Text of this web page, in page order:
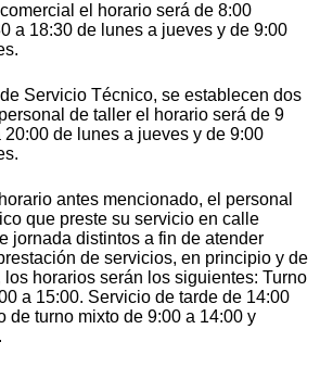
el horario será de 8:00
a 18:30 de lunes a jueves y de 9:00
Servicio Técnico, se establecen dos
de taller el horario será de 9
20:00 de lunes a jueves y de 9:00
antes mencionado, el personal
que preste su servicio en calle
jornada distintos a fin de atender
de servicios, en principio y de
los horarios serán los siguientes: Turno
a 15:00. Servicio de tarde de 14:00
de turno mixto de 9:00 a 14:00 y